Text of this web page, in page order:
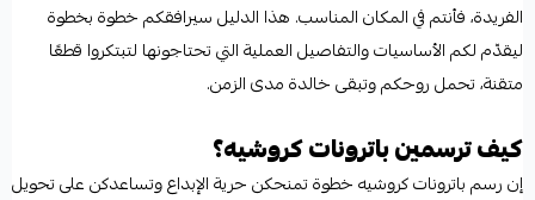
الفريدة، فأنتم في المكان المناسب. هذا الدليل سيرافقكم خطوة بخطوة
ليقدّم لكم الأساسيات والتفاصيل العملية التي تحتاجونها لتبتكروا قطعًا
متقنة، تحمل روحكم وتبقى خالدة مدى الزمن.
كيف ترسمين باترونات كروشيه؟
إن رسم باترونات كروشيه خطوة تمنحكن حرية الإبداع وتساعدكن على تحويل